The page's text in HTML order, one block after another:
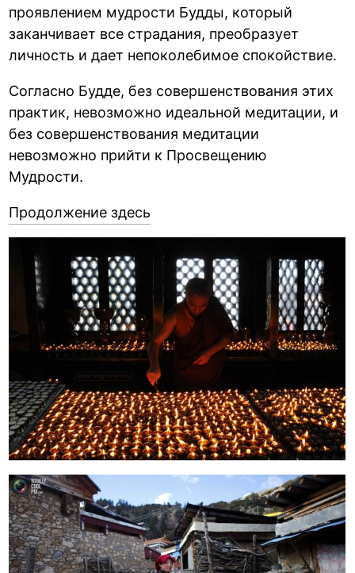
проявлением мудрости Будды, который
заканчивает все страдания, преобразует
личность и дает непоколебимое спокойствие.
Согласно Будде, без совершенствования этих
практик, невозможно идеальной медитации, и
без совершенствования медитации
невозможно прийти к Просвещению
Мудрости.
Продолжение здесь